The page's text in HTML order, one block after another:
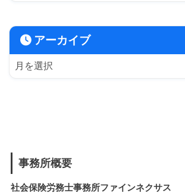
アーカイブ
事務所概要
社会保険労務士事務所ファインネクサス